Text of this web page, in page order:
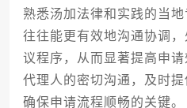
熟悉汤加法律和实践的当地
往往能更有效地沟通协调
议程序，从而显著提高申
代理人的密切沟通，及时
确保申请流程顺畅的关键。